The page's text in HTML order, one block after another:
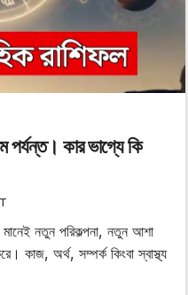
পর্যন্ত। কার ভাগ্যে কি
নতুন পরিকল্পনা, নতুন আশা
কাজ, অর্থ, সম্পর্ক কিংবা স্বাস্থ্য